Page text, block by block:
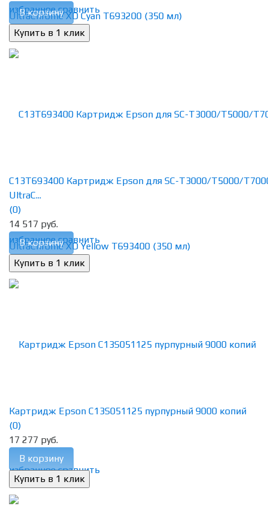
избранное сравнить
В корзину
избранное сравнить
C13T693400 Картридж Epson для SC-T3000/T5000/
UltraC...
(0)
14 517 руб.
В корзину
избранное сравнить
Картридж Epson C13S051125 пурпурный 9000 копий
(0)
17 277 руб.
В корзину